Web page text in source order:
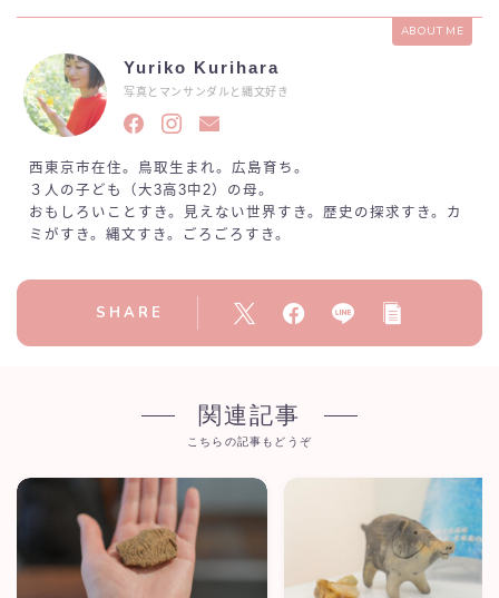
ABOUT ME
Yuriko Kurihara
写真とマンサンダルと縄文好き
西東京市在住。鳥取生まれ。広島育ち。
３人の子ども（大3高3中2）の母。
おもしろいことすき。見えない世界すき。歴史の探求すき。カ
ミがすき。縄文すき。ごろごろすき。
SHARE
関連記事
こちらの記事もどうぞ